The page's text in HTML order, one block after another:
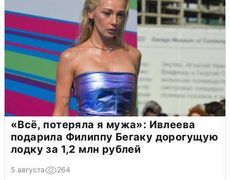
«Всё, потеряла я мужа»: Ивлеева
подарила Филиппу Бегаку дорогущую
лодку за 1,2 млн рублей
5 августа 264